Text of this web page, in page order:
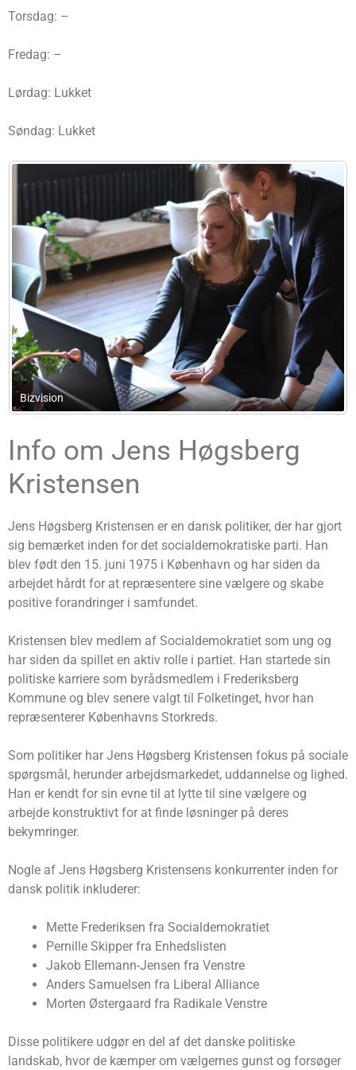
Torsdag: –
Fredag: –
Lørdag: Lukket
Søndag: Lukket
Insurance Law ApS
Info om Jens Høgsberg
Kristensen
Jens Høgsberg Kristensen er en dansk politiker, der har gjort
sig bemærket inden for det socialdemokratiske parti. Han
blev født den 15. juni 1975 i København og har siden da
arbejdet hårdt for at repræsentere sine vælgere og skabe
positive forandringer i samfundet.
Kristensen blev medlem af Socialdemokratiet som ung og
har siden da spillet en aktiv rolle i partiet. Han startede sin
politiske karriere som byrådsmedlem i Frederiksberg
Kommune og blev senere valgt til Folketinget, hvor han
repræsenterer Københavns Storkreds.
Som politiker har Jens Høgsberg Kristensen fokus på sociale
spørgsmål, herunder arbejdsmarkedet, uddannelse og lighed.
Han er kendt for sin evne til at lytte til sine vælgere og
arbejde konstruktivt for at finde løsninger på deres
bekymringer.
Nogle af Jens Høgsberg Kristensens konkurrenter inden for
dansk politik inkluderer:
Mette Frederiksen fra Socialdemokratiet
Pernille Skipper fra Enhedslisten
Jakob Ellemann-Jensen fra Venstre
Anders Samuelsen fra Liberal Alliance
Morten Østergaard fra Radikale Venstre
Disse politikere udgør en del af det danske politiske
landskab, hvor de kæmper om vælgernes gunst og forsøger